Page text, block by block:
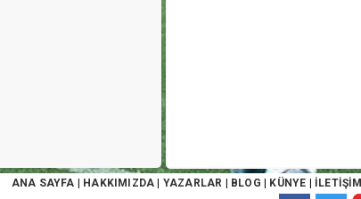
ANA SAYFA HAKKIMIZDA YAZARLAR BLOG KÜNYE İLETİŞİM